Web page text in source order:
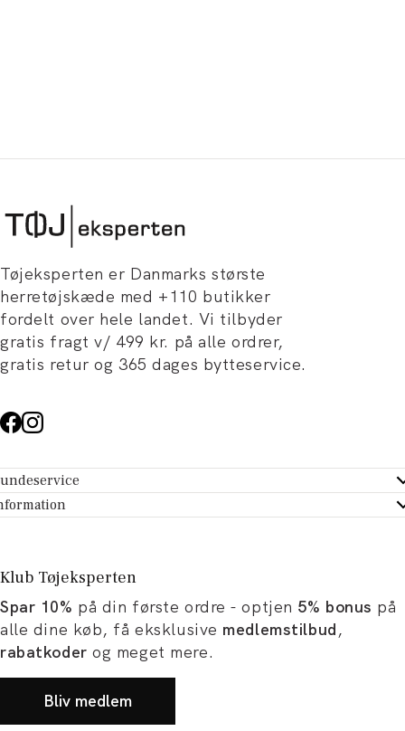
Tøjeksperten er Danmarks største
herretøjskæde med +110 butikker
fordelt over hele landet. Vi tilbyder
gratis fragt v/ 499 kr. på alle ordrer,
gratis retur og 365 dages bytteservice.
- Hjælpecenter
dit køb
Tøjeksperten
og artikler
og karriere
Klub Tøjeksperten
Spar 10% på din første ordre - optjen 5% bonus på
alle dine køb, få eksklusive medlemstilbud,
rabatkoder og meget mere.
Bliv medlem